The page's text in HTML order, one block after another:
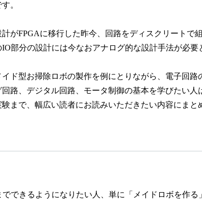
。
がFPGAに移行した昨今、回路をディスクリートで
部分の設計には今なおアナログ的な設計手法が必要
ド型お掃除ロボの製作を例にとりながら、電子回路
路、デジタル回路、モータ制御の基本を学びたい
まで、幅広い読者にお読みいただきたい内容にまと
できるようになりたい人、単に「メイドロボを作る